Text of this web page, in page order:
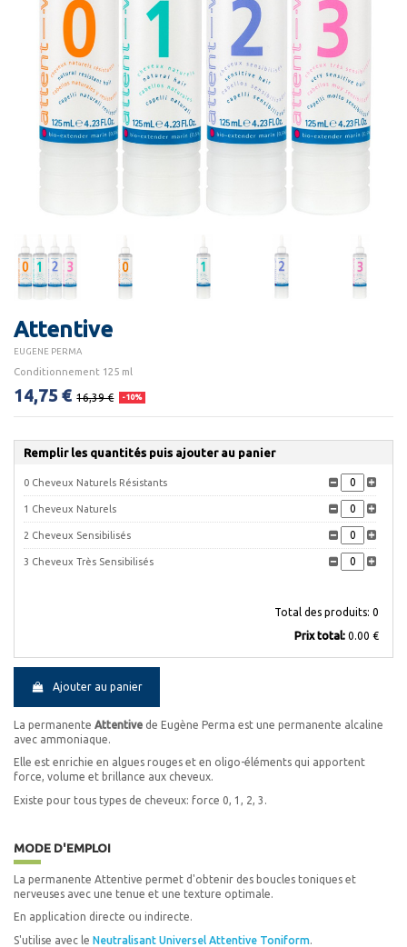
Attentive
EUGENE PERMA
Conditionnement 125 ml
14,75 € 16,39 € -10%
Remplir les quantités puis ajouter au panier
0 Cheveux Naturels Résistants
1 Cheveux Naturels
2 Cheveux Sensibilisés
3 Cheveux Très Sensibilisés
Total des produits: 0
Prix ​​total: 0.00 €
Ajouter au panier
La permanente Attentive de Eugène Perma est une permanente alcaline
avec ammoniaque.
Elle est enrichie en algues rouges et en oligo-éléments qui apportent
force, volume et brillance aux cheveux.
Existe pour tous types de cheveux: force 0, 1, 2, 3.
MODE D'EMPLOI
La permanente Attentive permet d'obtenir des boucles toniques et
nerveuses avec une tenue et une texture optimale.
En application directe ou indirecte.
S'utilise avec le Neutralisant Universel Attentive Toniform.